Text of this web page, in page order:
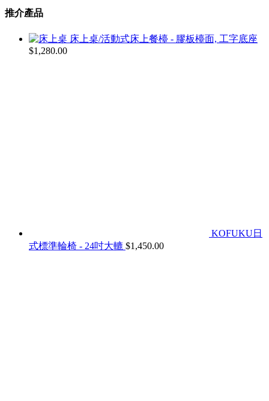
推介產品
床上桌/活動式床上餐檯 - 膠板檯面, 工字底座
$1,280.00
KOFUKU日
式標準輪椅 - 24吋大轆 $1,450.00